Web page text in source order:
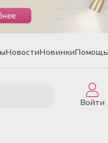
НовостиНовинкиПомощь
Войти